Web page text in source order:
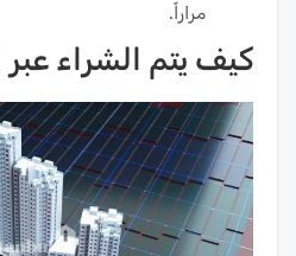
مراراً.
كيف يتم الشراء عبر